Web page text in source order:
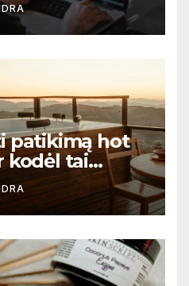
patikimą hot
kodėl tai